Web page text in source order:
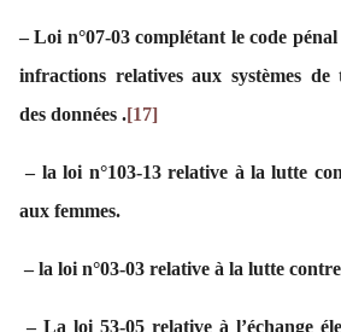
– Loi n°07-03 complétant le code
infractions relatives aux systèmes de
des données .[17]
– la loi n°103-13 relative à la lutte
aux femmes.
– la loi n°03-03 relative à la lutte
– La loi 53-05 relative à l’échange